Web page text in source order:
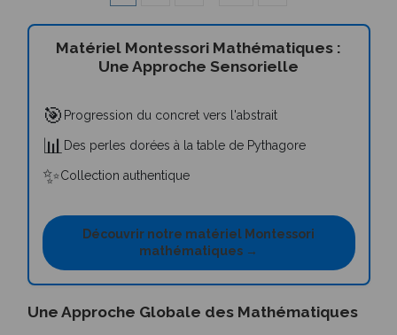
Matériel Montessori Mathématiques :
Une Approche Sensorielle
🎯 Progression du concret vers l'abstrait
📊 Des perles dorées à la table de Pythagore
✨Collection authentique
Découvrir notre matériel Montessori
mathématiques →
Une Approche Globale des Mathématiques